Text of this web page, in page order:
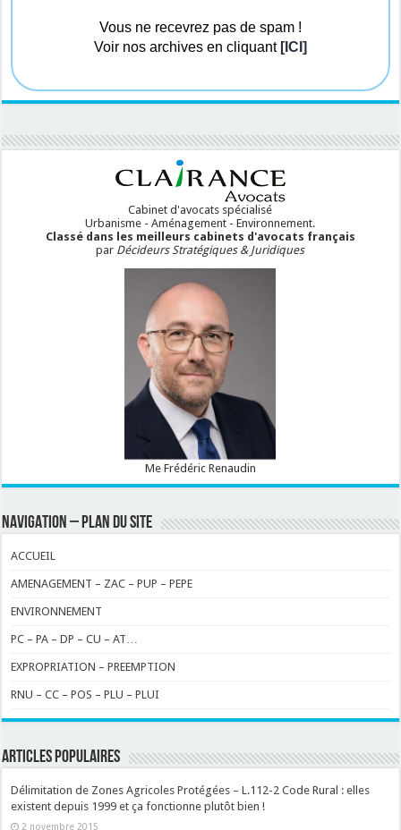
Vous ne recevrez pas de spam !
Voir nos archives en cliquant [ICI]
Cabinet d'avocats spécialisé
Urbanisme - Aménagement - Environnement.
Classé dans les meilleurs cabinets d'avocats français
par Décideurs Stratégiques & Juridiques
Me Frédéric Renaudin
NAVIGATION – PLAN DU SITE
ACCUEIL
AMENAGEMENT – ZAC – PUP – PEPE
ENVIRONNEMENT
PC – PA – DP – CU – AT…
EXPROPRIATION – PREEMPTION
RNU – CC – POS – PLU – PLUI
ARTICLES POPULAIRES
Délimitation de Zones Agricoles Protégées – L.112-2 Code Rural : elles
existent depuis 1999 et ça fonctionne plutôt bien !
2 novembre 2015